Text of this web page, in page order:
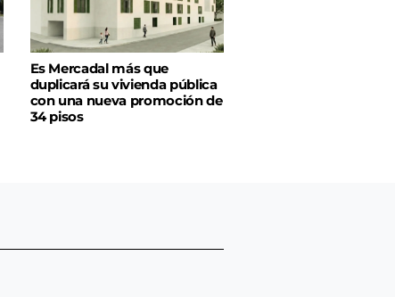
Es Mercadal más que
duplicará su vivienda pública
con una nueva promoción de
34 pisos